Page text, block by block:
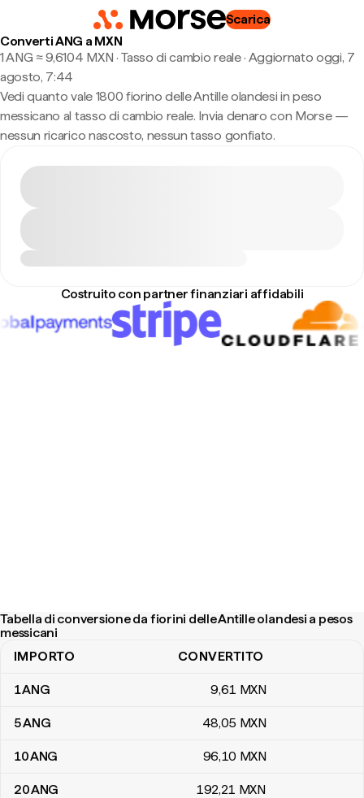
Scarica
Converti ANG a MXN
1 ANG ≈ 9,6104 MXN · Tasso di cambio reale· Aggiornato oggi, 7
agosto, 7:44
Vedi quanto vale 1800 fiorino delle Antille olandesi in peso
messicano al tasso di cambio reale. Invia denaro con Morse —
nessun ricarico nascosto, nessun tasso gonfiato.
Costruito con partner finanziari affidabili
Tabella di conversione da fiorini delle Antille olandesi a pesos
messicani
Tabella di conversione da fiorini delle Antille olandesi a pesos
IMPORTO CONVERTITO
1ANG 9,61 MXN
5ANG 48,05 MXN
10ANG 96,10 MXN
20ANG 192,21 MXN